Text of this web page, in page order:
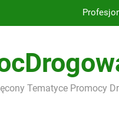
Jak
Zanim
Tematyce Promocy